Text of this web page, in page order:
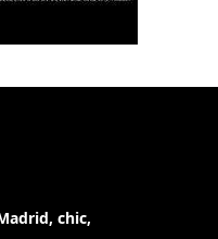
chic,